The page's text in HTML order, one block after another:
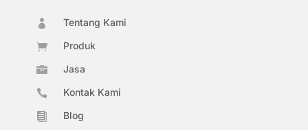
 Tentang Kami
 Produk
 Jasa
 Kontak Kami
 Blog